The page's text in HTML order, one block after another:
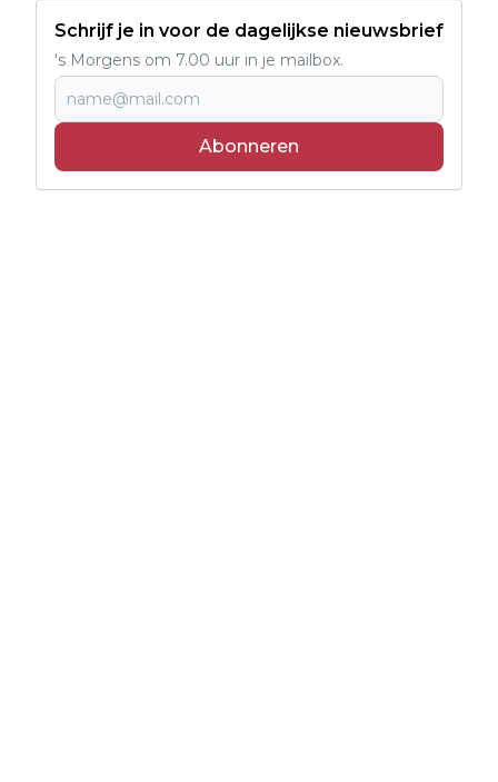
Schrijf je in voor de dagelijkse nieuwsbrief
's Morgens om 7.00 uur in je mailbox.
Abonneren